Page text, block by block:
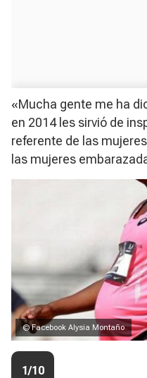
«Mucha gente me ha
en 2014 les sirvió de
referente de las
las mujeres
© Facebook Alysia Montaño
1/10